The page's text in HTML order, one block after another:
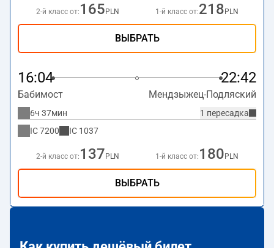
2-й класс от: 165 PLN 1-й класс от:218 PLN
ВЫБРАТЬ
16:04 22:42
Бабимост Мендзыжец-Подляский
1 пересадка
6ч 37мин
IC7200 IC 1037
2-й класс от: 137 PLN 1-й класс от: 180 PLN
ВЫБРАТЬ